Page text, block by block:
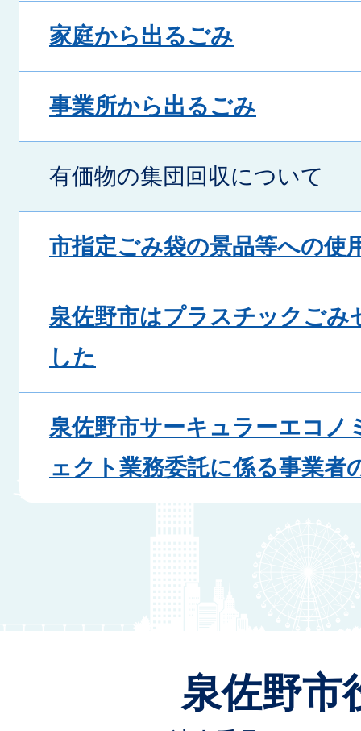
家庭から出るごみ
事業所から出るごみ
有価物の集団回収について
市指定ごみ袋の景品等への使
泉佐野市はプラスチックごみ
した
泉佐野市サーキュラーエコノ
ェクト業務委託に係る事業者
泉佐野市